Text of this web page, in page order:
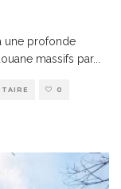
une profonde
massifs par...
0